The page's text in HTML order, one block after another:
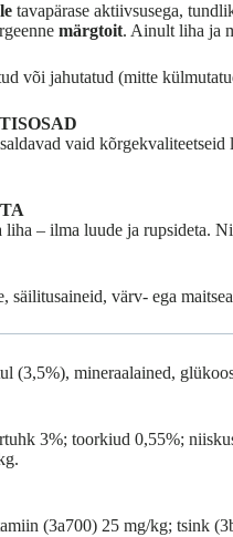
tavapärase aktiivsusega,
märgtoit. Ainult liha ja
või jahutatud (mitte
vaid
– ilma luude ja rupsideta.
värv- ega
(3,5%), mineraalained,
3%; toorkiud 0,55%;
(3a700) 25 mg/kg; tsink